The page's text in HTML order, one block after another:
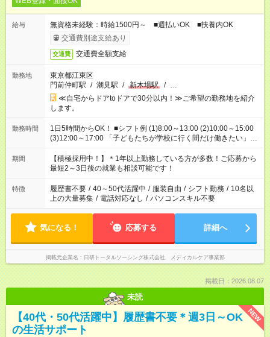
給与
無資格未経験：時給1500円～ ■週払いOK ■扶養内OK
交通費別途支給あり
交通費 交通費全額支給
勤務地
東京都江東区
門前仲町駅 / 潮見駅 / 新木場駅 / …
≪自宅からドアtoドアで30分以内！≫ご希望の勤務地を紹介
します。
勤務時間
1日5時間からOK！ ■シフト例 (1)8:00～13:00 (2)10:00～15:00
(3)12:00～17:00 「子どもたちが学校に行く間だけ働きたい」
「余裕を持って夕飯の準備がしたい」 「午前中は働いて、午後
はプライベートの時間にしたい」 など、ご希望を教えてくださ
いね。 ※Wワーク希望の方へ 今ご覧のお仕事で希望する勤務時
間と、もう1つのお仕事の勤務時間。 合計で週40時間を超える
場合は応募できません。
期間
【積極採用中！】＊1年以上勤務している方が多数！ご応募から
最短2～3日後の就業も相談可能です！
特徴 履歴書不要 / 40～50代活躍中 / 服装自由 / シフト勤務 / 10名以
上の大量募集 / 電話対応なし / パソコンスキル不要
気になる！ 応募する 詳細へ
掲載元企業名 日研トータルソーシング株式会社 メディカルケア事業部
掲載日：2026.08.07
未読
NEW
【40代・50代活躍中】履歴書不要＊週3日～OK
の生活サポート